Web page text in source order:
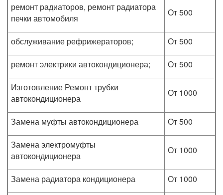
ремонт радиаторов, ремонт радиатора
печки автомобиля
От 500
обслуживание рефрижераторов;
От 500
ремонт электрики автокондиционера;
От 500
Изготовление Ремонт трубки
автокондиционера
От 1000
Замена муфты автокондиционера
От 500
Замена электромуфты
автокондиционера
От 1000
Замена радиатора кондиционера
От 1000